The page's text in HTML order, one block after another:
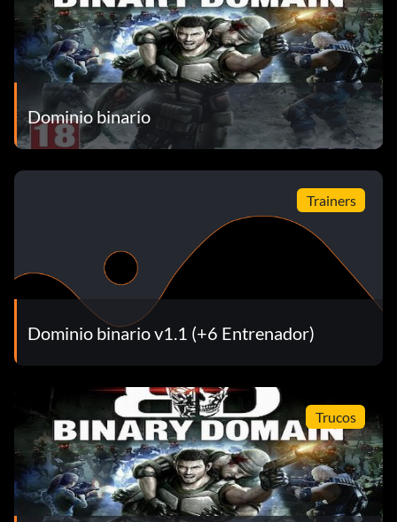
Dominio binario
Trainers
Dominio binario v1.1 (+6 Entrenador)
Trucos